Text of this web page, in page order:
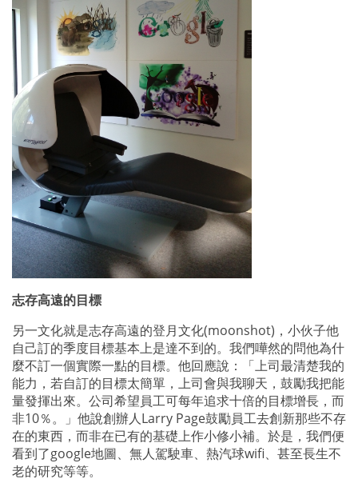
志存高遠的目標
另一文化就是志存高遠的登月文化(moonshot) ，小伙子他
自己訂的季度目標基本上是達不到的。我們嘩然的問他為什
麼不訂一個實際一點的目標。他回應說：「上司最清楚我的
能力，若自訂的目標太簡單，上司會與我聊天，鼓勵我把能
量發揮出來。公司希望員工可每年追求十倍的目標增長，而
非10％。」他說創辦人Larry Page鼓勵員工去創新那些不存
在的東西，而非在已有的基礎上作小修小補。於是，我們便
看到了google地圖、無人駕駛車、熱汽球wifi、甚至長生不
老的研究等等。